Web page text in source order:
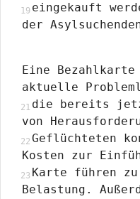
eingekauft
der
Eine
aktuelle
die bereits
von
Geflüchteten
Kosten zur
Karte führen
Belastung.